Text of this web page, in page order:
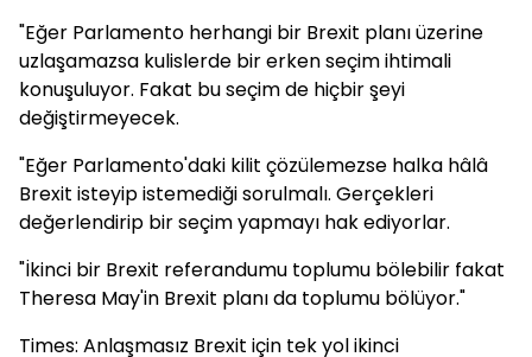
"Eğer Parlamento herhangi bir Brexit planı üzerine
uzlaşamazsa kulislerde bir erken seçim ihtimali
konuşuluyor. Fakat bu seçim de hiçbir şeyi
değiştirmeyecek.
"Eğer Parlamento'daki kilit çözülemezse halka hâlâ
Brexit isteyip istemediği sorulmalı. Gerçekleri
değerlendirip bir seçim yapmayı hak ediyorlar.
"İkinci bir Brexit referandumu toplumu bölebilir fakat
Theresa May'in Brexit planı da toplumu bölüyor."
Times: Anlaşmasız Brexit için tek yol ikinci